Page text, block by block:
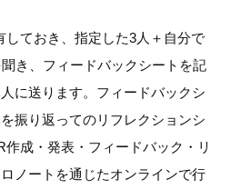
しておき、指定した3人＋自分で
き、フィードバックシートを記
に送ります。フィードバックシ
振り返ってのリフレクションシ
成・発表・フィードバック・リ
ノートを通じたオンラインで行